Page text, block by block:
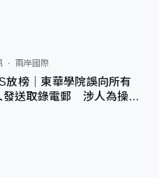
兩岸國際
放榜｜東華學院誤向所有
發送取錄電郵 涉人為操作